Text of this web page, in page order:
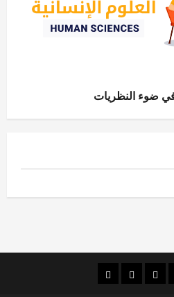
ضوء النظريات
الإنسانيات
الاقتصادقراءات